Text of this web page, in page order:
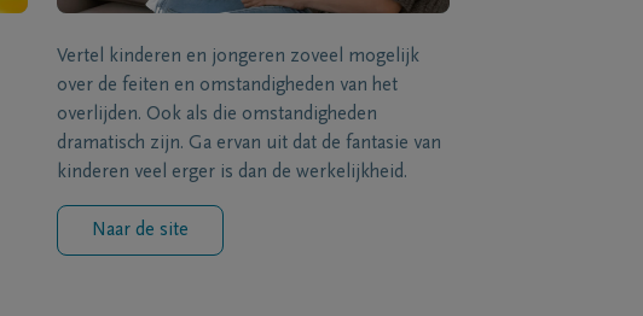
Vertel kinderen en jongeren zoveel mogelijk
over de feiten en omstandigheden van het
overlijden. Ook als die omstandigheden
dramatisch zijn. Ga ervan uit dat de fantasie van
kinderen veel erger is dan de werkelijkheid.
Naar de site